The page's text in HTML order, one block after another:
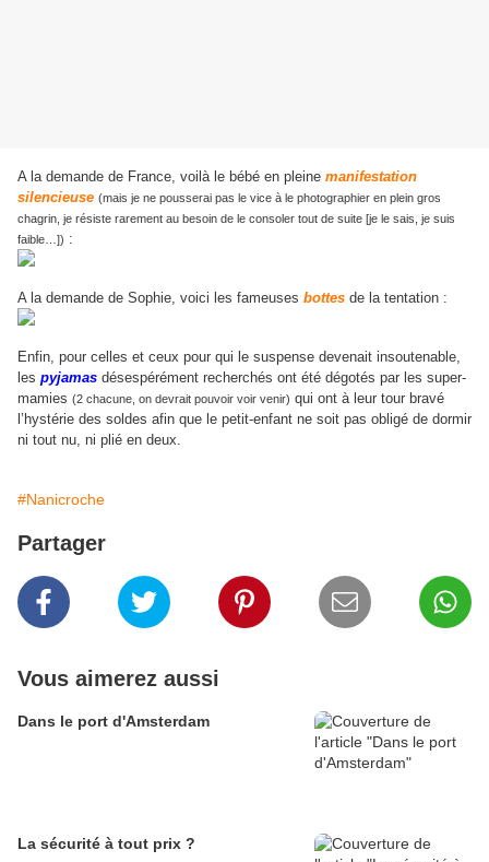
A la demande de France, voilà le bébé en pleine manifestation
silencieuse (mais je ne pousserai pas le vice à le photographier en plein gros
chagrin, je résiste rarement au besoin de le consoler tout de suite [je le sais, je suis
faible…]) :
A la demande de Sophie, voici les fameuses bottes de la tentation :
Enfin, pour celles et ceux pour qui le suspense devenait insoutenable,
les pyjamas désespérément recherchés ont été dégotés par les super-
mamies (2 chacune, on devrait pouvoir voir venir) qui ont à leur tour bravé
l’hystérie des soldes afin que le petit-enfant ne soit pas obligé de dormir
ni tout nu, ni plié en deux.
#Nanicroche
Partager
Vous aimerez aussi
Dans le port d'Amsterdam
La sécurité à tout prix ?